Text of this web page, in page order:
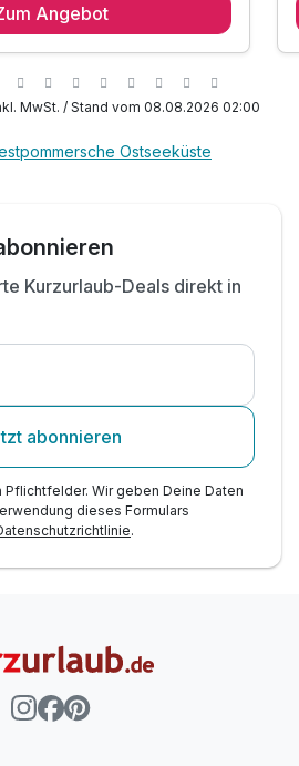
live cooking
Salz-Sanarium, Tepidarium
Trockensauna und
(x1), Fitnessraum,
mit Konsolen neuster
Angebot
MwSt. / Stand vom 08.08.2026 02:00
Ostseeküste
Kurzurlaub-Deals direkt in
abonnieren
Pflichtfelder. Wir geben Deine Daten
dieses Formulars
.